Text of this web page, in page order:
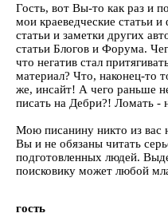
Гость, вот Вы-то как раз и
мои краеведческие статьи
статьи и заметки других
статьи Блогов и Форума.
что негатив стал
материал? Что, наконец-то
же, инсайт! А чего раньше
писать на Дебри?! Ломать -
Мою писанину никто из вас
Вы и не обязаны читать
подготовленных людей.
поисковику может любой
гость